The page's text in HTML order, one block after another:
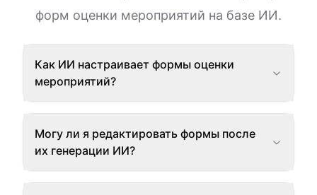
форм оценки мероприятий на базе ИИ.
Как ИИ настраивает формы оценки
мероприятий?
Могу ли я редактировать формы после
их генерации ИИ?